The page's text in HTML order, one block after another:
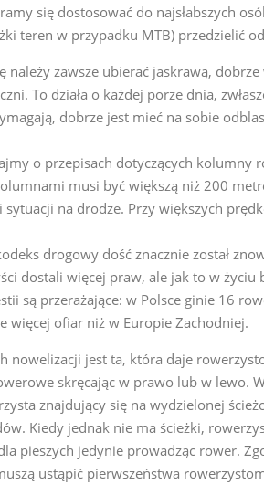
się dostosować do najsłabszych
teren w przypadku MTB) przedzielić
należy zawsze ubierać jaskrawą,
To działa o każdej porze dnia,
dobrze jest mieć na sobie
o przepisach dotyczących
musi być większą niż 200
sytuacji na drodze. Przy większych
drogowy dość znacznie został
dostali więcej praw, ale jak to w
są przerażające: w Polsce ginie 16
więcej ofiar niż w Europie Zachodniej.
nowelizacji jest ta, która daje
skręcając w prawo lub w lewo.
znajdujący się na wydzielonej
Kiedy jednak nie ma ścieżki,
pieszych jedynie prowadząc rower.
ustąpić pierwszeństwa